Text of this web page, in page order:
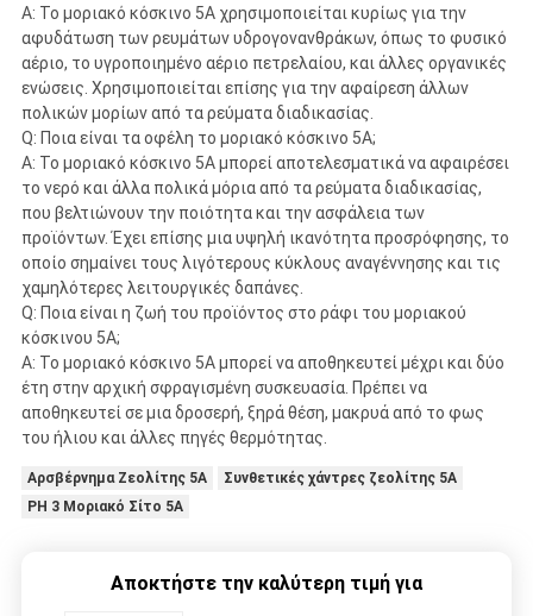
Α: Το μοριακό κόσκινο 5A χρησιμοποιείται κυρίως για την
αφυδάτωση των ρευμάτων υδρογονανθράκων, όπως το φυσικό
αέριο, το υγροποιημένο αέριο πετρελαίου, και άλλες οργανικές
ενώσεις. Χρησιμοποιείται επίσης για την αφαίρεση άλλων
πολικών μορίων από τα ρεύματα διαδικασίας.
Q: Ποια είναι τα οφέλη το μοριακό κόσκινο 5A;
Α: Το μοριακό κόσκινο 5A μπορεί αποτελεσματικά να αφαιρέσει
το νερό και άλλα πολικά μόρια από τα ρεύματα διαδικασίας,
που βελτιώνουν την ποιότητα και την ασφάλεια των
προϊόντων. Έχει επίσης μια υψηλή ικανότητα προσρόφησης, το
οποίο σημαίνει τους λιγότερους κύκλους αναγέννησης και τις
χαμηλότερες λειτουργικές δαπάνες.
Q: Ποια είναι η ζωή του προϊόντος στο ράφι του μοριακού
κόσκινου 5A;
Α: Το μοριακό κόσκινο 5A μπορεί να αποθηκευτεί μέχρι και δύο
έτη στην αρχική σφραγισμένη συσκευασία. Πρέπει να
αποθηκευτεί σε μια δροσερή, ξηρά θέση, μακρυά από το φως
του ήλιου και άλλες πηγές θερμότητας.
Αρσβέρνημα Ζεολίτης 5A
Συνθετικές χάντρες ζεολίτης 5Α
PH 3 Μοριακό Σίτο 5A
Αποκτήστε την καλύτερη τιμή για